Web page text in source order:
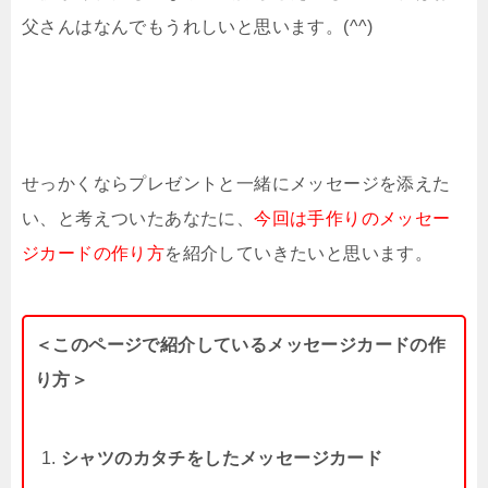
父さんはなんでもうれしいと思います。(^^)
せっかくならプレゼントと一緒にメッセージを添えた
い、と考えついたあなたに、今回は手作りのメッセー
ジカードの作り方を紹介していきたいと思います。
＜このページで紹介しているメッセージカードの作
り方＞
シャツのカタチをしたメッセージカード